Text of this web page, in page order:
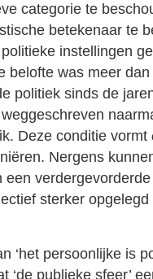
categorie te
betekenaar te
instellingen
belofte was meer
politiek sinds de
Deze conditie vormt
Nergens
sterker
‘het persoonlijke is
‘de publieke sfeer’